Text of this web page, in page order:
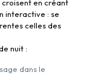
en créant
interactive : se
celles des
nuit :
dans le